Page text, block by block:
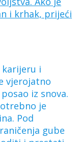
i krhak, prijeći
karijeru i
vjerojatno
iz snova.
je
Pod
gube